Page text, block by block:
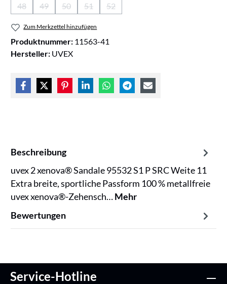
48
(Diese Option ist zurzeit nicht verfügbar.)
49
(Diese Option ist zurzeit nicht verfügbar.)
50
(Diese Option ist zurzeit nicht verfügbar.)
51
(Diese Option ist zurzeit nicht verfügbar.)
52
(Diese Option ist zurzeit nicht
Zum Merkzettel hinzufügen
Produktnummer: 11563-41
Hersteller: UVEX
Beschreibung
uvex 2 xenova® Sandale 95532 S1 P SRC Weite 11
Extra breite, sportliche Passform 100 % metallfreie
uvex xenova®-Zehensch…Mehr
Bewertungen
Service-Hotline